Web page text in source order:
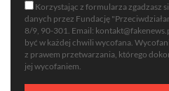
Korzystając z formularza zgadzasz
danych przez Fundację
8/9, 90-301. Email:
być w każdej chwili wycofana.
z prawem przetwarzania, którego
jej wycofaniem.